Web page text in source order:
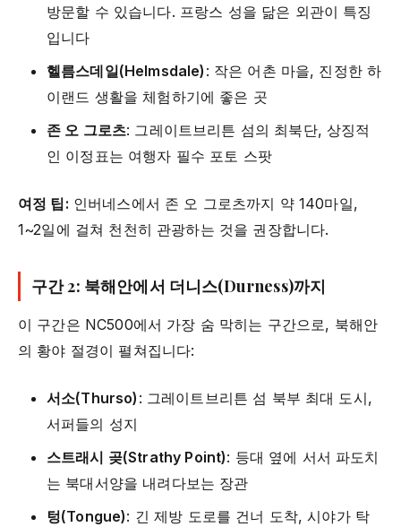
방문할 수 있습니다. 프랑스 성을 닮은 외관이 특징
입니다
헬름스데일(Helmsdale) : 작은 어촌 마을, 진정한 하
이랜드 생활을 체험하기에 좋은 곳
존 오 그로츠: 그레이트브리튼 섬의 최북단, 상징적
인 이정표는 여행자 필수 포토 스팟
여정 팁: 인버네스에서 존 오 그로츠까지 약 140마일,
1~2일에 걸쳐 천천히 관광하는 것을 권장합니다.
구간 2: 북해안에서 더니스(Durness)까지
이 구간은 NC500에서 가장 숨 막히는 구간으로, 북해안
의 황야 절경이 펼쳐집니다:
서소(Thurso) : 그레이트브리튼 섬 북부 최대 도시,
서퍼들의 성지
스트래시 곶(Strathy Point): 등대 옆에 서서 파도치
는 북대서양을 내려다보는 장관
텅(Tongue): 긴 제방 도로를 건너 도착, 시야가 탁